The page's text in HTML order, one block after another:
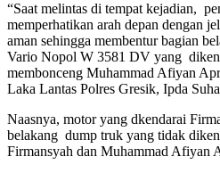
“Saat melintas di tempat kejadian,
memperhatikan arah depan dengan
aman sehingga membentur bagian
Vario Nopol W 3581 DV yang
membonceng Muhammad Afiyan
Laka Lantas Polres Gresik, Ipda
Naasnya, motor yang dkendarai
belakang dump truk yang tidak
Firmansyah dan Muhammad Afiyan